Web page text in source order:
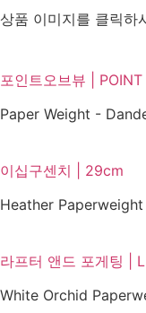
상품 이미지를 클릭하
포인트오브뷰 |
Paper Weight -
이십구센치 | 29cm
Heather
라프터 앤드 포게팅 |
White Orchid